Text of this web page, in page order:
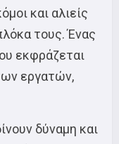
και αλιείς
τους. Ένας
εκφράζεται
εργατών,
δύναμη και